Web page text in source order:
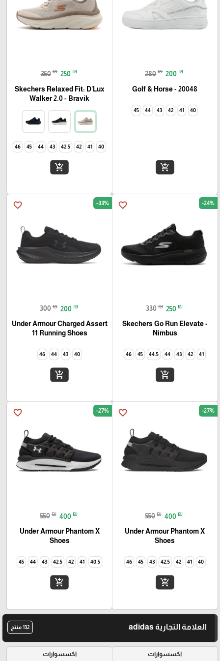
280 ₪ 200 ₪
Golf & Horse - 20048
40
41
42
43
44
45
add_shopping_cart
350 ₪ 250 ₪
Skechers Relaxed Fit: D'Lux
Walker 2.0 - Bravik
40
41
42
42.5
43
44
45
46
add_shopping_cart
favorite_border -24%
330 ₪ 250 ₪
Skechers Go Run Elevate -
Nimbus
41
42
43
44
44.5
45
46
add_shopping_cart
favorite_border -33%
300 ₪ 200 ₪
Under Armour Charged Assert
11 Running Shoes
40
43
44
46
add_shopping_cart
favorite_border -27%
550 ₪ 400 ₪
Under Armour Phantom X
Shoes
40
41
42
42.5
43
45
46
add_shopping_cart
favorite_border -27%
550 ₪ 400 ₪
Under Armour Phantom X
Shoes
40.5
41
42
42.5
43
44
45
add_shopping_cart
العلامة التجارية adidas 132 منتج
اكسسوارات اكسسوارات